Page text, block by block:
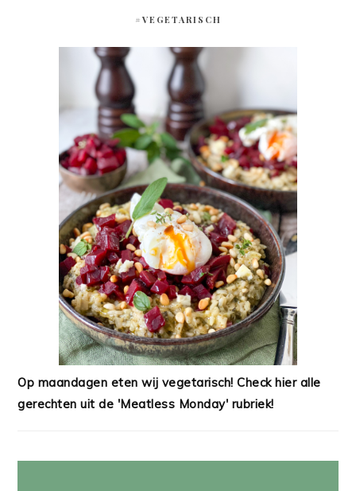
#VEGETARISCH
Op maandagen eten wij vegetarisch! Check hier alle
gerechten uit de 'Meatless Monday' rubriek!